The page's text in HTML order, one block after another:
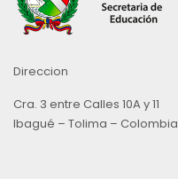
Direccion
Cra. 3 entre Calles 10A y 11
Ibagué – Tolima – Colombia